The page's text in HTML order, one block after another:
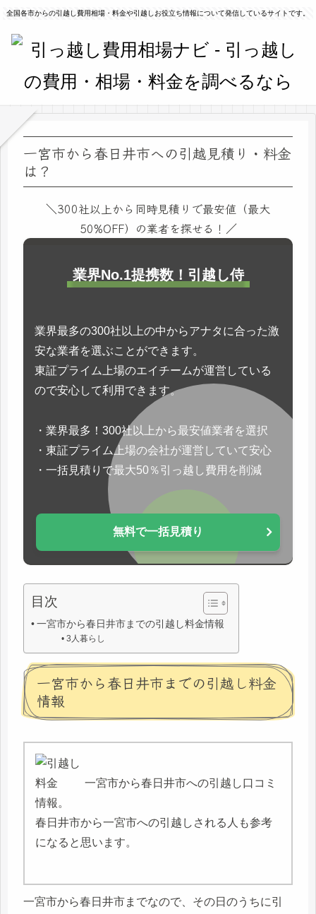
全国各市からの引越し費用相場・料金や引越しお役立ち情報について発信しているサイトです。
一宮市から春日井市への引越見積り・料金
は？
＼300社以上から同時見積りで最安値（最大
50%OFF）の業者を探せる！／
業界No.1提携数！引越し侍
業界最多の300社以上の中からアナタに合った激
安な業者を選ぶことができます。
東証プライム上場のエイチームが運営している
ので安心して利用できます。
・業界最多！300社以上から最安値業者を選択
・東証プライム上場の会社が運営していて安心
・一括見積りで最大50％引っ越し費用を削減
無料で一括見積り
目次
一宮市から春日井市までの引越し料金情報
3人暮らし
一宮市から春日井市までの引越し料金
情報
一宮市から春日井市への引越し口コミ
情報。
春日井市から一宮市への引越しされる人も参考
になると思います。
一宮市から春日井市までなので、その日のうちに引